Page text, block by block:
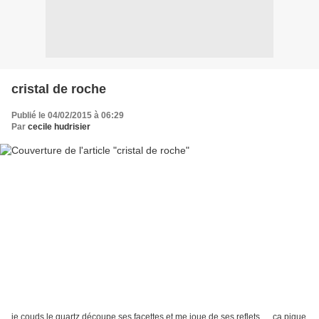
cristal de roche
Publié le 04/02/2015 à 06:29
Par cecile hudrisier